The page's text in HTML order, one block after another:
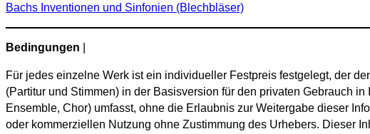
Bachs Inventionen und Sinfonien (Blechbläser)
Bedingungen
Für jedes einzelne Werk ist ein individueller Festpreis festgelegt, der
(Partitur und Stimmen) in der Basisversion für den privaten Gebrauch
Ensemble, Chor) umfasst, ohne die Erlaubnis zur Weitergabe dieser
oder kommerziellen Nutzung ohne Zustimmung des Urhebers. Dieser